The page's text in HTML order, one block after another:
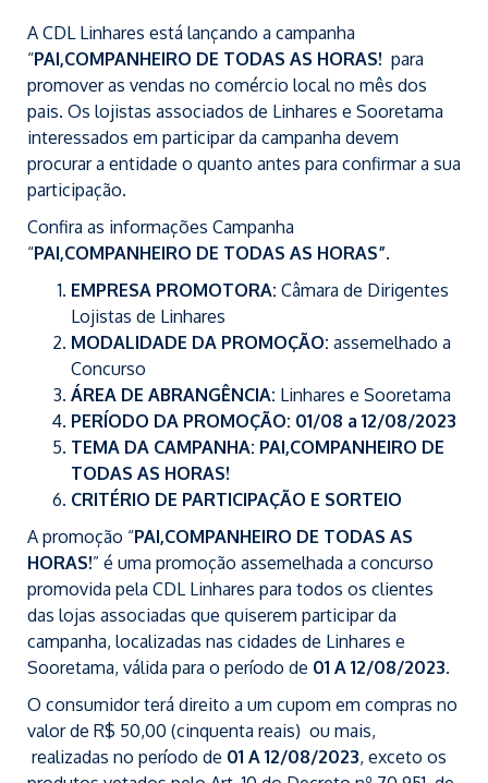
A CDL Linhares está lançando a campanha
“PAI,COMPANHEIRO DE TODAS AS HORAS! para
promover as vendas no comércio local no mês dos
pais. Os lojistas associados de Linhares e Sooretama
interessados em participar da campanha devem
procurar a entidade o quanto antes para confirmar a sua
participação.
Confira as informações Campanha
“PAI,COMPANHEIRO DE TODAS AS HORAS”.
EMPRESA PROMOTORA: Câmara de Dirigentes
Lojistas de Linhares
MODALIDADE DA PROMOÇÃO: assemelhado a
Concurso
ÁREA DE ABRANGÊNCIA: Linhares e Sooretama
PERÍODO DA PROMOÇÃO: 01/08 a 12/08/2023
TEMA DA CAMPANHA: PAI,COMPANHEIRO DE
TODAS AS HORAS!
CRITÉRIO DE PARTICIPAÇÃO E SORTEIO
A promoção “PAI,COMPANHEIRO DE TODAS AS
HORAS!” é uma promoção assemelhada a concurso
promovida pela CDL Linhares para todos os clientes
das lojas associadas que quiserem participar da
campanha, localizadas nas cidades de Linhares e
Sooretama, válida para o período de 01 A 12/08/2023.
O consumidor terá direito a um cupom em compras no
valor de R$ 50,00 (cinquenta reais) ou mais,
realizadas no período de 01 A 12/08/2023, exceto os